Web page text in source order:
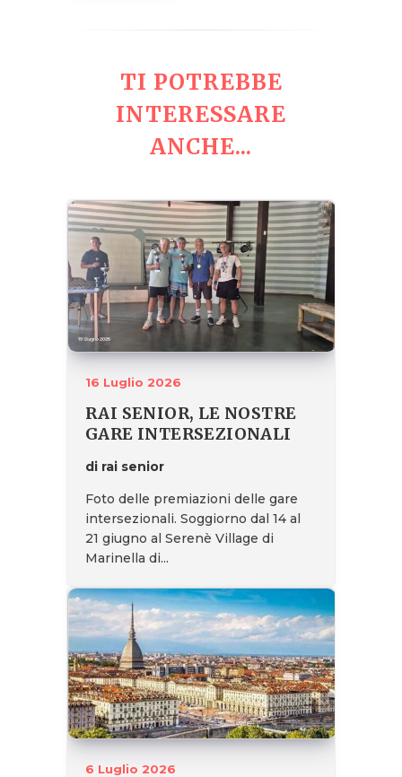
TI POTREBBE
INTERESSARE
ANCHE...
16 Luglio 2026
RAI SENIOR, LE NOSTRE
GARE INTERSEZIONALI
di rai senior
Foto delle premiazioni delle gare
intersezionali. Soggiorno dal 14 al
21 giugno al Serenè Village di
Marinella di...
6 Luglio 2026